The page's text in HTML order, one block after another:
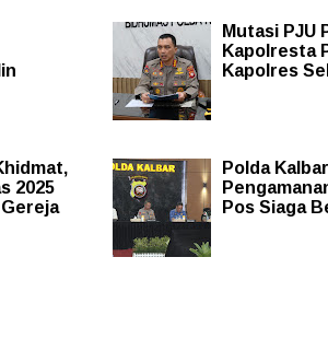
Mutasi PJU
Kapolresta
Kapolres
2025
Polda
Pos Siaga